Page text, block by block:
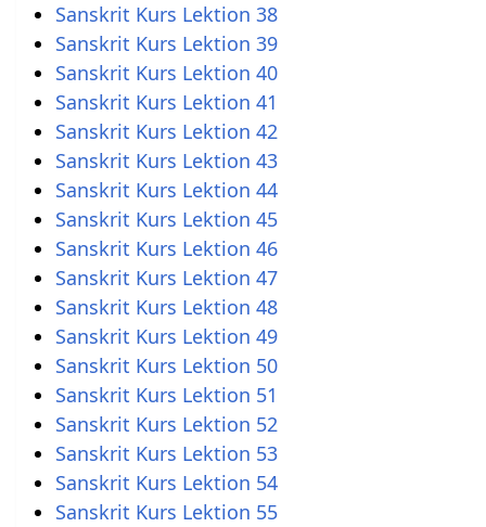
Sanskrit Kurs Lektion 38
Sanskrit Kurs Lektion 39
Sanskrit Kurs Lektion 40
Sanskrit Kurs Lektion 41
Sanskrit Kurs Lektion 42
Sanskrit Kurs Lektion 43
Sanskrit Kurs Lektion 44
Sanskrit Kurs Lektion 45
Sanskrit Kurs Lektion 46
Sanskrit Kurs Lektion 47
Sanskrit Kurs Lektion 48
Sanskrit Kurs Lektion 49
Sanskrit Kurs Lektion 50
Sanskrit Kurs Lektion 51
Sanskrit Kurs Lektion 52
Sanskrit Kurs Lektion 53
Sanskrit Kurs Lektion 54
Sanskrit Kurs Lektion 55